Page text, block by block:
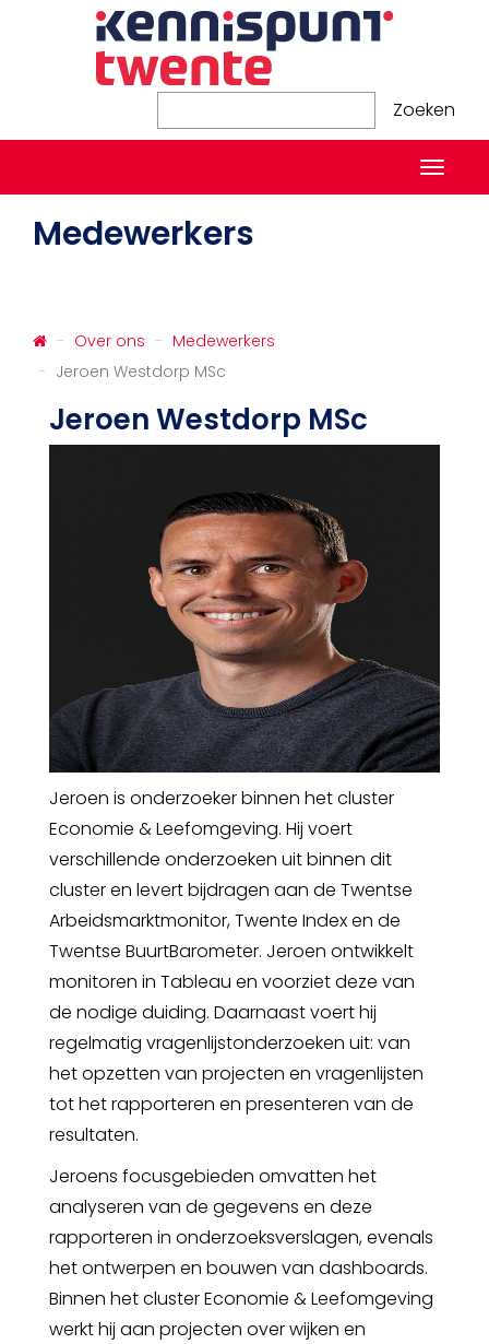
Zoeken Zoeken
Medewerkers
Over ons
Medewerkers
Jeroen Westdorp MSc
Jeroen Westdorp MSc
Jeroen is onderzoeker binnen het cluster
Economie & Leefomgeving. Hij voert
verschillende onderzoeken uit binnen dit
cluster en levert bijdragen aan de Twentse
Arbeidsmarktmonitor, Twente Index en de
Twentse BuurtBarometer. Jeroen ontwikkelt
monitoren in Tableau en voorziet deze van
de nodige duiding. Daarnaast voert hij
regelmatig vragenlijstonderzoeken uit: van
het opzetten van projecten en vragenlijsten
tot het rapporteren en presenteren van de
resultaten.
Jeroens focusgebieden omvatten het
analyseren van de gegevens en deze
rapporteren in onderzoeksverslagen, evenals
het ontwerpen en bouwen van dashboards.
Binnen het cluster Economie & Leefomgeving
werkt hij aan projecten over wijken en